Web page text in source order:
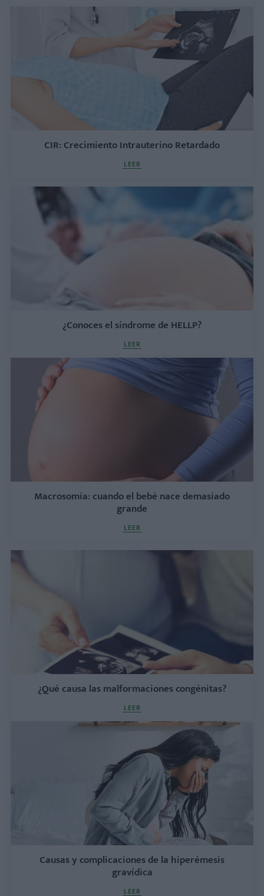
CIR: Crecimiento Intrauterino Retardado
LEER
¿Conoces el síndrome de HELLP?
LEER
Macrosomía: cuando el bebé nace demasiado
grande
LEER
¿Qué causa las malformaciones congénitas?
LEER
Causas y complicaciones de la hiperémesis
gravídica
LEER